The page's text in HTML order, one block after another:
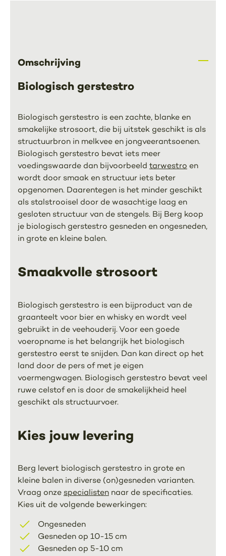
Omschrijving
Biologisch gerstestro
Biologisch gerstestro is een zachte, blanke en
smakelijke strosoort, die bij uitstek geschikt is als
structuurbron in melkvee en jongveerantsoenen.
Biologisch gerstestro bevat iets meer
voedingswaarde dan bijvoorbeeld tarwestro en
wordt door smaak en structuur iets beter
opgenomen. Daarentegen is het minder geschikt
als stalstrooisel door de wasachtige laag en
gesloten structuur van de stengels. Bij Berg koop
je biologisch gerstestro gesneden en ongesneden,
in grote en kleine balen.
Smaakvolle strosoort
Biologisch gerstestro is een bijproduct van de
graanteelt voor bier en whisky en wordt veel
gebruikt in de veehouderij. Voor een goede
voeropname is het belangrijk het biologisch
gerstestro eerst te snijden. Dan kan direct op het
land door de pers of met je eigen
voermengwagen. Biologisch gerstestro bevat veel
ruwe celstof en is door de smakelijkheid heel
geschikt als structuurvoer.
Kies jouw levering
Berg levert biologisch gerstestro in grote en
kleine balen in diverse (on)gesneden varianten.
Vraag onze specialisten naar de specificaties.
Kies uit de volgende bewerkingen:
Ongesneden
Gesneden op 10-15 cm
Gesneden op 5-10 cm